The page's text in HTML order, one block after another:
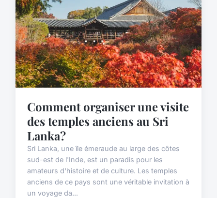
Comment organiser une visite
des temples anciens au Sri
Lanka?
Sri Lanka, une île émeraude au large des côtes
sud-est de l'Inde, est un paradis pour les
amateurs d'histoire et de culture. Les temples
anciens de ce pays sont une véritable invitation à
un voyage da...